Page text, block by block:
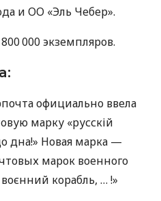
и ОО «Эль Чебер».
000 экземпляров.
официально ввела
марку «русскій
дна!» Новая марка —
марок военного
корабль, … !»